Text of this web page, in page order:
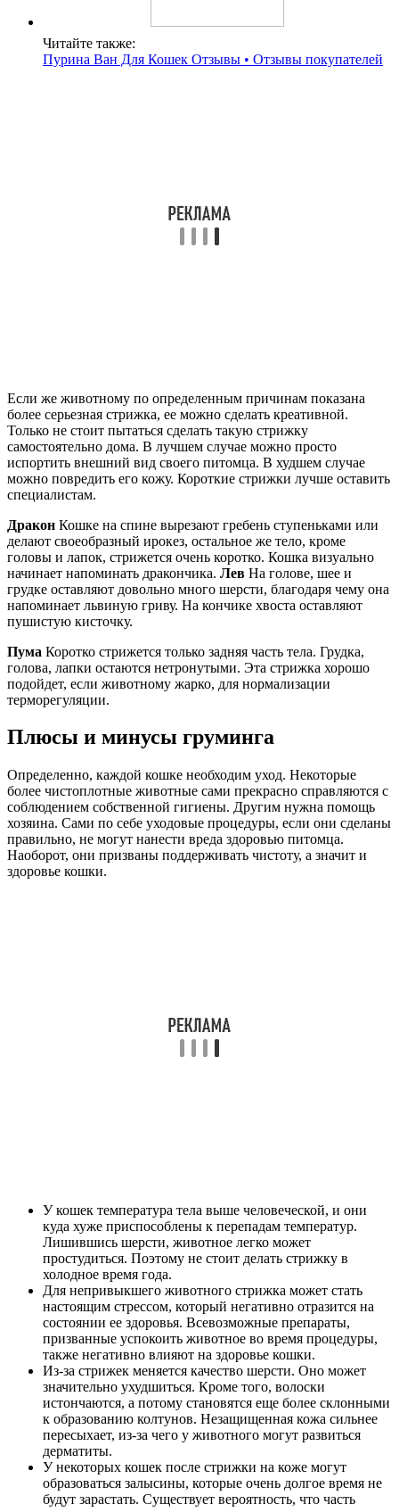
Читайте также:
Пурина Ван Для Кошек Отзывы • Отзывы покупателей
Если же животному по определенным причинам показана
более серьезная стрижка, ее можно сделать креативной.
Только не стоит пытаться сделать такую стрижку
самостоятельно дома. В лучшем случае можно просто
испортить внешний вид своего питомца. В худшем случае
можно повредить его кожу. Короткие стрижки лучше оставить
специалистам.
Дракон Кошке на спине вырезают гребень ступеньками или
делают своеобразный ирокез, остальное же тело, кроме
головы и лапок, стрижется очень коротко. Кошка визуально
начинает напоминать дракончика. Лев На голове, шее и
грудке оставляют довольно много шерсти, благодаря чему она
напоминает львиную гриву. На кончике хвоста оставляют
пушистую кисточку.
Пума Коротко стрижется только задняя часть тела. Грудка,
голова, лапки остаются нетронутыми. Эта стрижка хорошо
подойдет, если животному жарко, для нормализации
терморегуляции.
Плюсы и минусы груминга
Определенно, каждой кошке необходим уход. Некоторые
более чистоплотные животные сами прекрасно справляются с
соблюдением собственной гигиены. Другим нужна помощь
хозяина. Сами по себе уходовые процедуры, если они сделаны
правильно, не могут нанести вреда здоровью питомца.
Наоборот, они призваны поддерживать чистоту, а значит и
здоровье кошки.
У кошек температура тела выше человеческой, и они
куда хуже приспособлены к перепадам температур.
Лишившись шерсти, животное легко может
простудиться. Поэтому не стоит делать стрижку в
холодное время года.
Для непривыкшего животного стрижка может стать
настоящим стрессом, который негативно отразится на
состоянии ее здоровья. Всевозможные препараты,
призванные успокоить животное во время процедуры,
также негативно влияют на здоровье кошки.
Из-за стрижек меняется качество шерсти. Оно может
значительно ухудшиться. Кроме того, волоски
истончаются, а потому становятся еще более склонными
к образованию колтунов. Незащищенная кожа сильнее
пересыхает, из-за чего у животного могут развиться
дерматиты.
У некоторых кошек после стрижки на коже могут
образоваться залысины, которые очень долгое время не
будут зарастать. Существует вероятность, что часть